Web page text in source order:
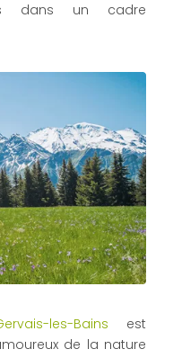
dans un cadre
les-Bains est
de la nature